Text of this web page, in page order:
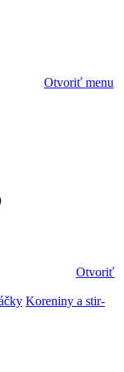
Otvoriť menu
Otvoriť
Koreniny a stir-